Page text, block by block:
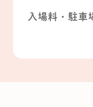
入場料・駐車